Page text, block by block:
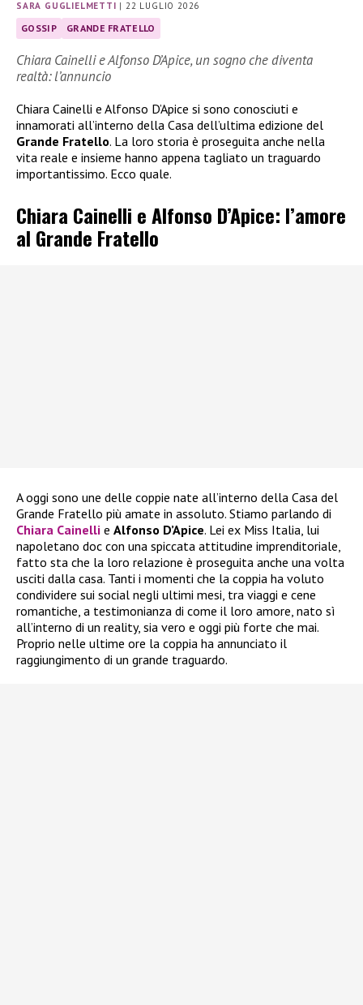
SARA GUGLIELMETTI | 22 LUGLIO 2026
GOSSIP GRANDE FRATELLO
Chiara Cainelli e Alfonso D’Apice, un sogno che diventa
realtà: l’annuncio
Chiara Cainelli e Alfonso D’Apice si sono conosciuti e
innamorati all’interno della Casa dell’ultima edizione del
Grande Fratello. La loro storia è proseguita anche nella
vita reale e insieme hanno appena tagliato un traguardo
importantissimo. Ecco quale.
Chiara Cainelli e Alfonso D’Apice: l’amore
al Grande Fratello
A oggi sono une delle coppie nate all’interno della Casa del
Grande Fratello più amate in assoluto. Stiamo parlando di
Chiara Cainelli e Alfonso D’Apice. Lei ex Miss Italia, lui
napoletano doc con una spiccata attitudine imprenditoriale,
fatto sta che la loro relazione è proseguita anche una volta
usciti dalla casa. Tanti i momenti che la coppia ha voluto
condividere sui social negli ultimi mesi, tra viaggi e cene
romantiche, a testimonianza di come il loro amore, nato sì
all’interno di un reality, sia vero e oggi più forte che mai.
Proprio nelle ultime ore la coppia ha annunciato il
raggiungimento di un grande traguardo.